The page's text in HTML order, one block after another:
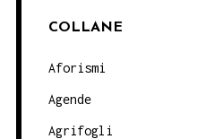
COLLANE
Aforismi
Agende
Agrifogli